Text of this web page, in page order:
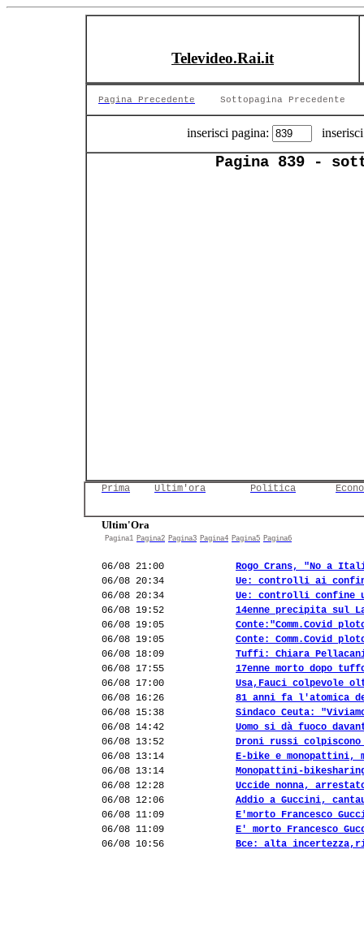
Televideo.Rai.it
Pagina Precedente Sottopagina Precedente
inserisci pagina:
Pagina 839 -
Prima Ultim'ora Politica
Ultim'Ora
Pagina1 Pagina2 Pagina3 Pagina4 Pagina5 Pagina6
06/08 21:00
Rogo Crans, "No a
06/08 20:34
Ue: controlli ai
06/08 20:34
Ue: controlli confine
06/08 19:52
14enne precipita sul
06/08 19:05
Conte:"Comm.Covid
06/08 19:05
Conte: Comm.Covid
06/08 18:09
Tuffi: Chiara
06/08 17:55
17enne morto dopo
06/08 17:00
Usa,Fauci colpevole
06/08 16:26
81 anni fa l'atomica
06/08 15:38
Sindaco Ceuta:
06/08 14:42
Uomo si dà fuoco
06/08 13:52
Droni russi colpiscono
06/08 13:14
E-bike e monopattini,
06/08 13:14
Monopattini-
06/08 12:28
Uccide nonna,
06/08 12:06
Addio a Guccini,
06/08 11:09
E'morto Francesco
06/08 11:09
E' morto Francesco
06/08 10:56
Bce: alta